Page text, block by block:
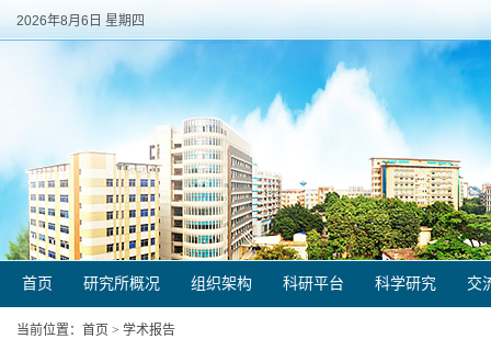
2026年8月6日 星期四
首页 研究所概况 组织架构 科研平台 科学研究 交
当前位置： 首页 > 学术报告